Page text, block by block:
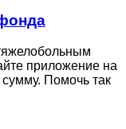
приложение на
Помочь так